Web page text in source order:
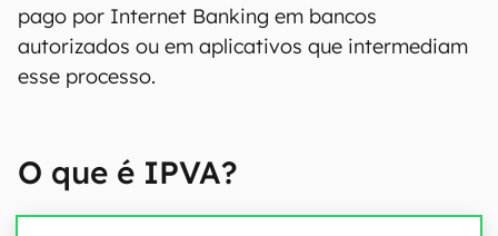
pago por Internet Banking em bancos
autorizados ou em aplicativos que intermediam
esse processo.
O que é IPVA?